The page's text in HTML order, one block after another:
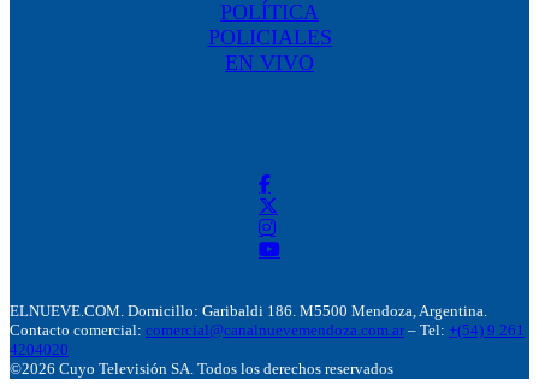
POLÍTICA
POLICIALES
EN VIVO
ELNUEVE.COM. Domicillo: Garibaldi 186. M5500 Mendoza, Argentina.
Contacto comercial: comercial@canalnuevemendoza.com.ar – Tel: +(54) 9 261
4204020
©2026 Cuyo Televisión SA. Todos los derechos reservados